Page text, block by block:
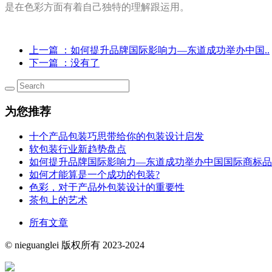
是在色彩方面有着自己独特的理解跟运用。
上一篇
：如何提升品牌国际影响力—东道成功举办中国..
下一篇
：没有了
为您推荐
十个产品包装巧思带给你的包装设计启发
软包装行业新趋势盘点
如何提升品牌国际影响力—东道成功举办中国国际商标
如何才能算是一个成功的包装?
色彩，对于产品外包装设计的重要性
茶包上的艺术
所有文章
© nieguanglei 版权所有 2023-2024